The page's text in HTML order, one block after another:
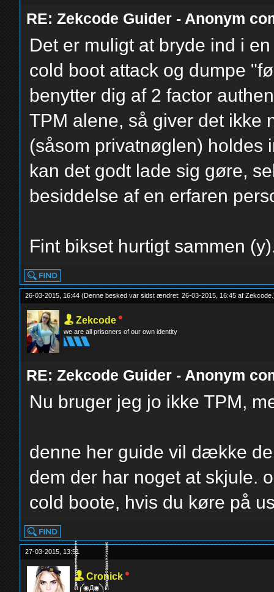
RE: Zekcode Guider - Anonym
Det er muligt at bryde ind i
cold boot attack og dumpe
benytter dig af 2 factor
TPM alene, så giver det ikke
(såsom privatnøglen) holdes
kan det godt lade sig gøre,
besiddelse af en erfaren
Fint bikset hurtigt sammen
26-03-2015, 16:44(Denne besked var sidst ændret: 26-03-2015, 16:45 afZekcode .
Zekcode
we are all prisoners of our own identity
RE: Zekcode Guider - Anonym
Nu bruger jeg jo ikke TPM,
denne her guide vil dække
dem der har noget at skjule.
cold boote, hvis du køre på
27-03-2015, 13:51
Cronick
ด็็้้้้้็็็็็้้้้้็็็็็้้้้้༼◉Д◉༽ด็็็็็้้้้้็็็็้้้้้็็็็็้้